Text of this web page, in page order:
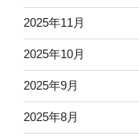
2025年11月
2025年10月
2025年9月
2025年8月